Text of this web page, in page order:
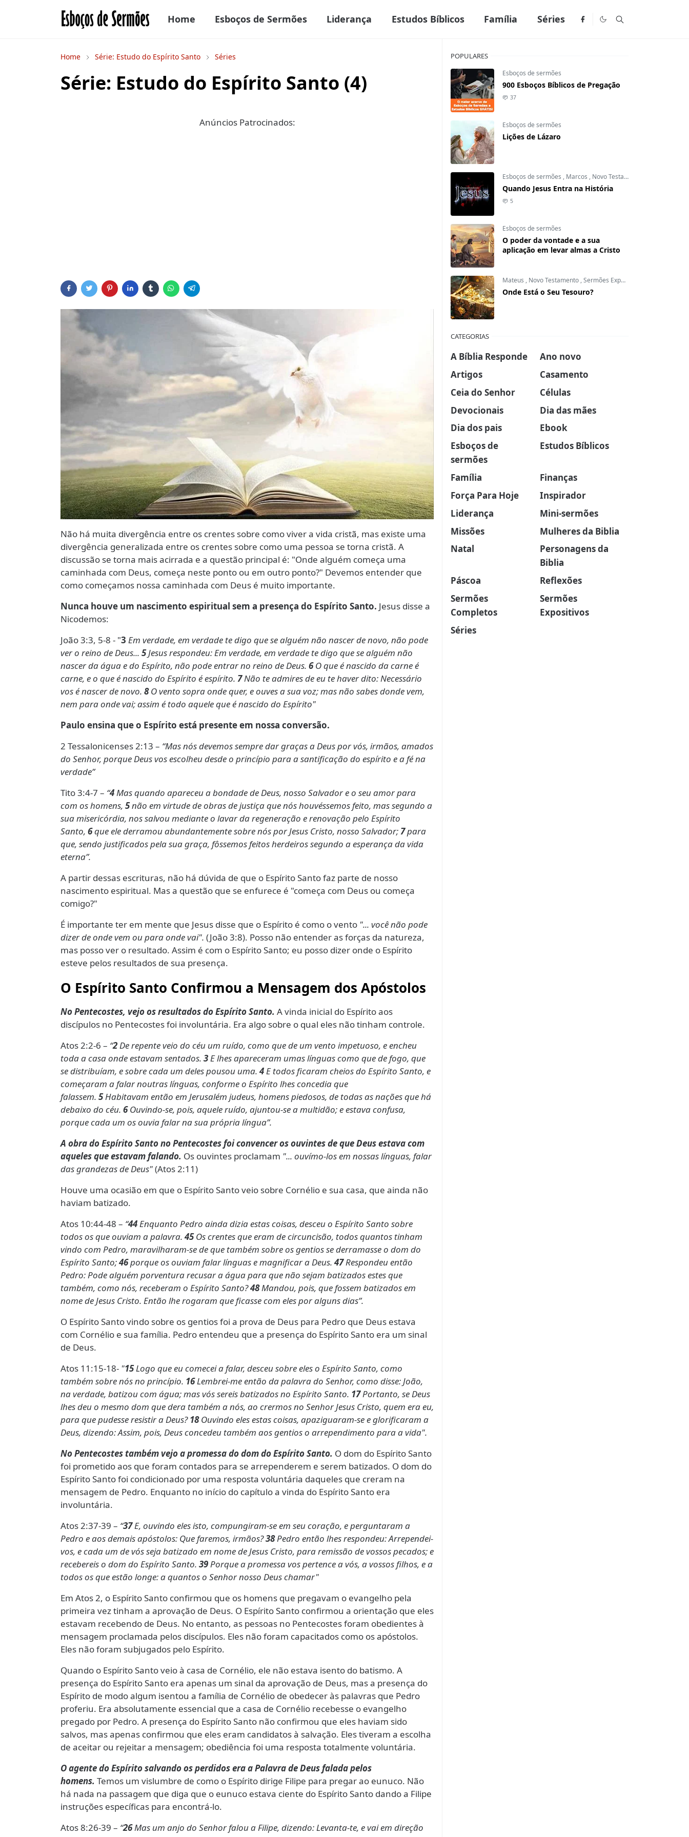
Home Esboços de Sermões Liderança Estudos Bíblicos Família Séries
Home Série: Estudo do Espírito Santo Séries
Série: Estudo do Espírito Santo (4)
Anúncios Patrocinados:
Não há muita divergência entre os crentes sobre como viver a vida cristã, mas existe uma
divergência generalizada entre os crentes sobre como uma pessoa se torna cristã. A
discussão se torna mais acirrada e a questão principal é: "Onde alguém começa uma
caminhada com Deus, começa neste ponto ou em outro ponto?" Devemos entender que
como começamos nossa caminhada com Deus é muito importante.
Nunca houve um nascimento espiritual sem a presença do Espírito Santo. Jesus disse a
Nicodemos:
João 3:3, 5-8 - "3 Em verdade, em verdade te digo que se alguém não nascer de novo, não pode
ver o reino de Deus... 5Jesus respondeu: Em verdade, em verdade te digo que se alguém não
nascer da água e do Espírito, não pode entrar no reino de Deus. 6O que é nascido da carne é
carne, e o que é nascido do Espírito é espírito. 7Não te admires de eu te haver dito: Necessário
vos é nascer de novo. 8O vento sopra onde quer, e ouves a sua voz; mas não sabes donde vem,
nem para onde vai; assim é todo aquele que é nascido do Espírito"
Paulo ensina que o Espírito está presente em nossa conversão.
2 Tessalonicenses 2:13 – “Mas nós devemos sempre dar graças a Deus por vós, irmãos, amados
do Senhor, porque Deus vos escolheu desde o princípio para a santificação do espírito e a fé na
verdade”
Tito 3:4-7 – “4 Mas quando apareceu a bondade de Deus, nosso Salvador e o seu amor para
com os homens, 5não em virtude de obras de justiça que nós houvéssemos feito, mas segundo a
sua misericórdia, nos salvou mediante o lavar da regeneração e renovação pelo Espírito
Santo, 6que ele derramou abundantemente sobre nós por Jesus Cristo, nosso Salvador; 7para
que, sendo justificados pela sua graça, fôssemos feitos herdeiros segundo a esperança da vida
eterna”.
A partir dessas escrituras, não há dúvida de que o Espírito Santo faz parte de nosso
nascimento espiritual. Mas a questão que se enfurece é "começa com Deus ou começa
comigo?"
É importante ter em mente que Jesus disse que o Espírito é como o vento "... você não pode
dizer de onde vem ou para onde vai". (João 3:8). Posso não entender as forças da natureza,
mas posso ver o resultado. Assim é com o Espírito Santo; eu posso dizer onde o Espírito
esteve pelos resultados de sua presença.
O Espírito Santo Confirmou a Mensagem dos Apóstolos
No Pentecostes, vejo os resultados do Espírito Santo. A vinda inicial do Espírito aos
discípulos no Pentecostes foi involuntária. Era algo sobre o qual eles não tinham controle.
Atos 2:2-6 – “2De repente veio do céu um ruído, como que de um vento impetuoso, e encheu
toda a casa onde estavam sentados. 3E lhes apareceram umas línguas como que de fogo, que
se distribuíam, e sobre cada um deles pousou uma. 4E todos ficaram cheios do Espírito Santo, e
começaram a falar noutras línguas, conforme o Espírito lhes concedia que
falassem. 5Habitavam então em Jerusalém judeus, homens piedosos, de todas as nações que há
debaixo do céu. 6Ouvindo-se, pois, aquele ruído, ajuntou-se a multidão; e estava confusa,
porque cada um os ouvia falar na sua própria língua”.
A obra do Espírito Santo no Pentecostes foi convencer os ouvintes de que Deus estava com
aqueles que estavam falando. Os ouvintes proclamam "... ouvímo-los em nossas línguas, falar
das grandezas de Deus"(Atos 2:11)
Houve uma ocasião em que o Espírito Santo veio sobre Cornélio e sua casa, que ainda não
haviam batizado.
Atos 10:44-48 – “44Enquanto Pedro ainda dizia estas coisas, desceu o Espírito Santo sobre
todos os que ouviam a palavra. 45Os crentes que eram de circuncisão, todos quantos tinham
vindo com Pedro, maravilharam-se de que também sobre os gentios se derramasse o dom do
Espírito Santo;46porque os ouviam falar línguas e magnificar a Deus. 47Respondeu então
Pedro: Pode alguém porventura recusar a água para que não sejam batizados estes que
também, como nós, receberam o Espírito Santo?48Mandou, pois, que fossem batizados em
nome de Jesus Cristo. Então lhe rogaram que ficasse com eles por alguns dias”.
O Espírito Santo vindo sobre os gentios foi a prova de Deus para Pedro que Deus estava
com Cornélio e sua família. Pedro entendeu que a presença do Espírito Santo era um sinal
de Deus.
Atos 11:15-18- "15Logo que eu comecei a falar, desceu sobre eles o Espírito Santo, como
também sobre nós no princípio. 16Lembrei-me então da palavra do Senhor, como disse: João,
na verdade, batizou com água; mas vós sereis batizados no Espírito Santo. 17Portanto, se Deus
lhes deu o mesmo dom que dera também a nós, ao crermos no Senhor Jesus Cristo, quem era eu,
para que pudesse resistir a Deus?18Ouvindo eles estas coisas, apaziguaram-se e glorificaram a
Deus, dizendo: Assim, pois, Deus concedeu também aos gentios o arrependimento para a vida".
No Pentecostes também vejo a promessa do dom do Espírito Santo. O dom do Espírito Santo
foi prometido aos que foram contados para se arrependerem e serem batizados. O dom do
Espírito Santo foi condicionado por uma resposta voluntária daqueles que creram na
mensagem de Pedro. Enquanto no início do capítulo a vinda do Espírito Santo era
involuntária.
Atos 2:37-39 – “37E, ouvindo eles isto, compungiram-se em seu coração, e perguntaram a
Pedro e aos demais apóstolos: Que faremos, irmãos?38Pedro então lhes respondeu: Arrependei-
vos, e cada um de vós seja batizado em nome de Jesus Cristo, para remissão de vossos pecados; e
recebereis o dom do Espírito Santo. 39Porque a promessa vos pertence a vós, a vossos filhos, e a
todos os que estão longe: a quantos o Senhor nosso Deus chamar"
Em Atos 2, o Espírito Santo confirmou que os homens que pregavam o evangelho pela
primeira vez tinham a aprovação de Deus. O Espírito Santo confirmou a orientação que eles
estavam recebendo de Deus. No entanto, as pessoas no Pentecostes foram obedientes à
mensagem proclamada pelos discípulos. Eles não foram capacitados como os apóstolos.
Eles não foram subjugados pelo Espírito.
Quando o Espírito Santo veio à casa de Cornélio, ele não estava isento do batismo. A
presença do Espírito Santo era apenas um sinal da aprovação de Deus, mas a presença do
Espírito de modo algum isentou a família de Cornélio de obedecer às palavras que Pedro
proferiu. Era absolutamente essencial que a casa de Cornélio recebesse o evangelho
pregado por Pedro. A presença do Espírito Santo não confirmou que eles haviam sido
salvos, mas apenas confirmou que eles eram candidatos à salvação. Eles tiveram a escolha
de aceitar ou rejeitar a mensagem; obediência foi uma resposta totalmente voluntária.
O agente do Espírito salvando os perdidos era a Palavra de Deus falada pelos
homens. Temos um vislumbre de como o Espírito dirige Filipe para pregar ao eunuco. Não
há nada na passagem que diga que o eunuco estava ciente do Espírito Santo dando a Filipe
instruções específicas para encontrá-lo.
Atos 8:26-39 – “26Mas um anjo do Senhor falou a Filipe, dizendo: Levanta-te, e vai em direção
POPULARES
Esboços de sermões
900 Esboços Bíblicos de Pregação
37
Esboços de sermões
Lições de Lázaro
Esboços de sermões , Marcos , Novo Testamento
Quando Jesus Entra na História
5
Esboços de sermões
O poder da vontade e a sua
aplicação em levar almas a Cristo
Mateus , Novo Testamento ,Sermões Expositivos
Onde Está o Seu Tesouro?
CATEGORIAS
A Bíblia Responde
Ano novo
Artigos
Casamento
Ceia do Senhor
Células
Devocionais
Dia das mães
Dia dos pais
Ebook
Esboços de
sermões
Estudos Bíblicos
Família
Finanças
Força Para Hoje
Inspirador
Liderança
Mini-sermões
Missões
Mulheres da Biblia
Natal
Personagens da
Biblia
Páscoa
Reflexões
Sermões
Completos
Sermões
Expositivos
Séries